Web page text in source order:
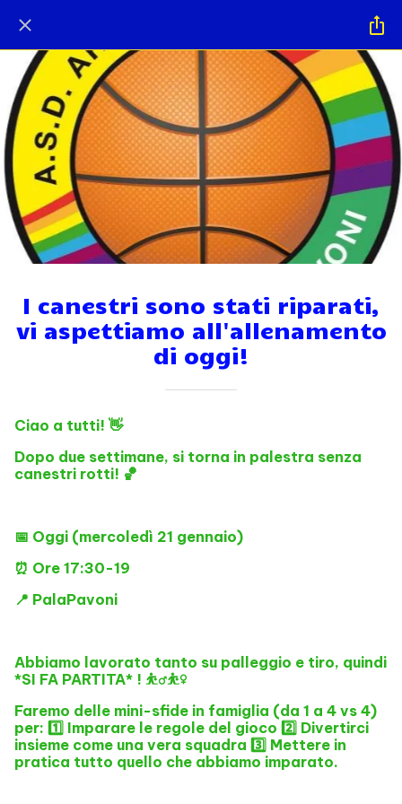
I canestri sono stati riparati,
vi aspettiamo all'allenamento
di oggi!
Ciao a tutti! 👋
Dopo due settimane, si torna in palestra senza
canestri rotti! 🏀
📅 Oggi (mercoledì 21 gennaio)
⏰ Ore 17:30-19
📍 PalaPavoni
Abbiamo lavorato tanto su palleggio e tiro, quindi
*SI FA PARTITA* ! ⛹️‍♂️⛹️‍♀️
Faremo delle mini-sfide in famiglia (da 1 a 4 vs 4)
per: 1️⃣ Imparare le regole del gioco 2️⃣ Divertirci
insieme come una vera squadra 3️⃣ Mettere in
pratica tutto quello che abbiamo imparato.